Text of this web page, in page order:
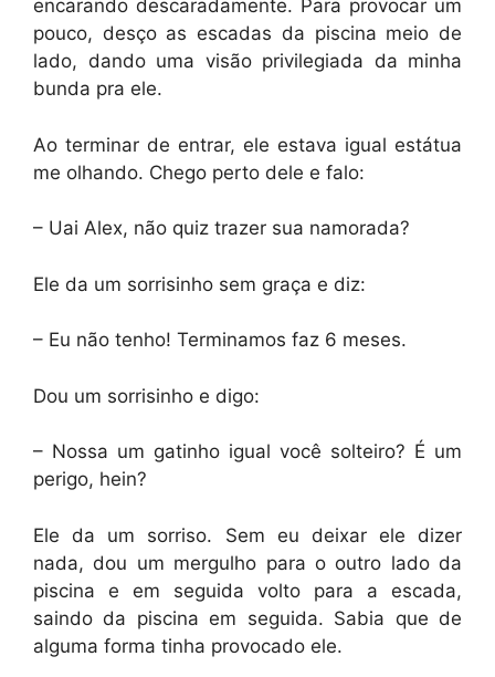
encarando descaradamente. Para provocar um
pouco, desço as escadas da piscina meio de
lado, dando uma visão privilegiada da minha
bunda pra ele.
Ao terminar de entrar, ele estava igual estátua
me olhando. Chego perto dele e falo:
– Uai Alex, não quiz trazer sua namorada?
Ele da um sorrisinho sem graça e diz:
– Eu não tenho! Terminamos faz 6 meses.
Dou um sorrisinho e digo:
– Nossa um gatinho igual você solteiro? É um
perigo, hein?
Ele da um sorriso. Sem eu deixar ele dizer
nada, dou um mergulho para o outro lado da
piscina e em seguida volto para a escada,
saindo da piscina em seguida. Sabia que de
alguma forma tinha provocado ele.